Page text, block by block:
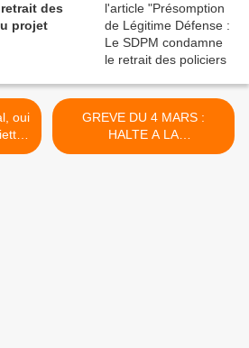
des
projet
GREVE DU 4 MARS :
HALTE A LA
MANIPULATION